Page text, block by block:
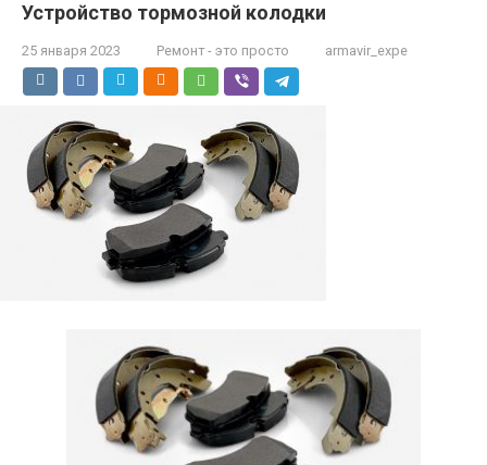
Устройство тормозной колодки
25 января 2023 Ремонт - это просто armavir_expe